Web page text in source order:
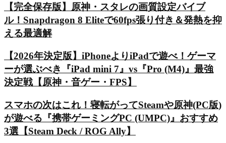
【完全保存版】原神・スタレの画質設定バイブ
ル！Snapdragon 8 Eliteで60fps張り付き＆発熱を抑
える最適解
【2026年決定版】iPhoneよりiPadで遊べ！ゲーマ
ーが選ぶべき『iPad mini 7』vs『Pro (M4)』最強
決定戦【原神・音ゲー・FPS】
スマホの次はこれ！寝転がってSteamや原神(PC版)
が遊べる『携帯ゲーミングPC (UMPC)』おすすめ
3選【Steam Deck / ROG Ally】